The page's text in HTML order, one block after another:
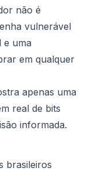
não é
vulnerável
e uma
em qualquer
apenas uma
real de bits
informada.
brasileiros